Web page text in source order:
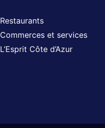
Restaurants
Commerces et services
L’Esprit Côte d’Azur